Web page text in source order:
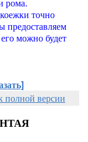
точно
предоставляем
можно будет
полной версии